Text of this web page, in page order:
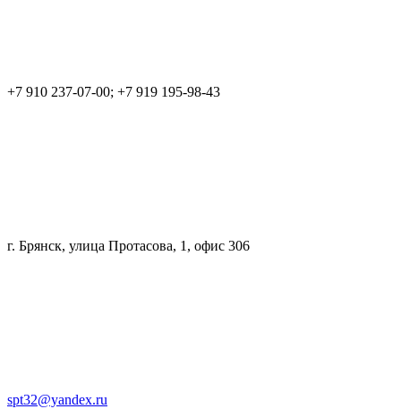
+7 910 237-07-00; +7 919 195-98-43
г. Брянск, улица Протасова, 1, офис 306
spt32@yandex.ru